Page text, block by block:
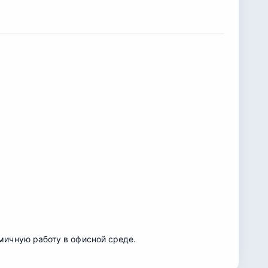
работу в офисной среде.